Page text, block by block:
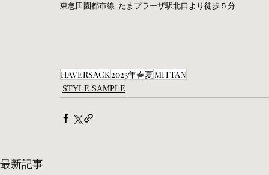
東急田園都市線  たまプラーザ駅北口より徒歩５分
HAVERSACK2023年春夏MITTAN
STYLE SAMPLE
最新記事